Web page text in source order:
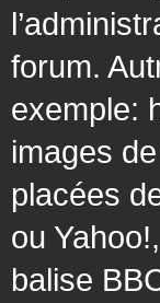
forum.
exemple:
images
placées
ou
balise